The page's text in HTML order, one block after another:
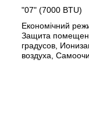
"07" (7000 BTU)
Економічний
Защита
градусов,
воздуха,